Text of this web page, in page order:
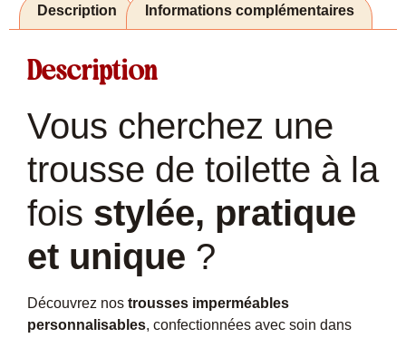
Description Informations complémentaires
Description
Vous cherchez une
trousse de toilette à la
fois stylée, pratique
et unique ?
Découvrez nos trousses imperméables
personnalisables, confectionnées avec soin dans